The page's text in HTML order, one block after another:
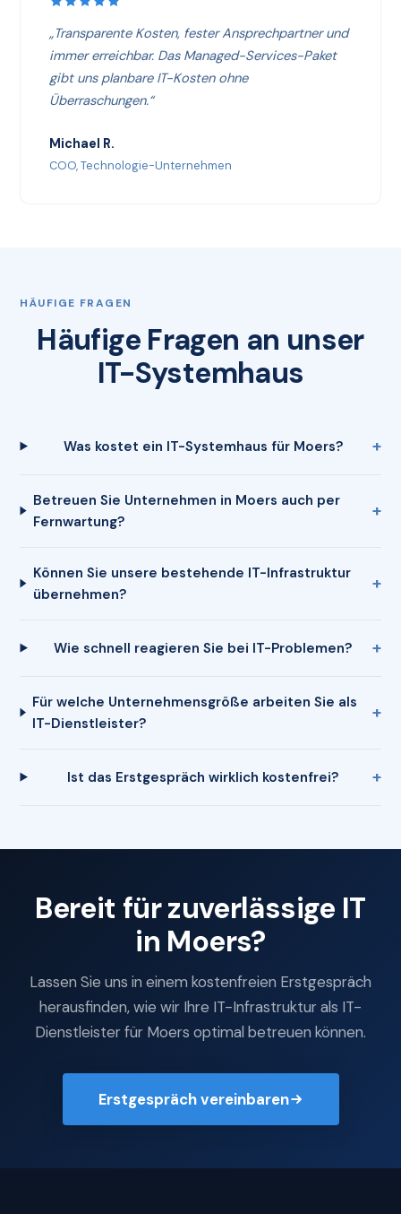
„Transparente Kosten, fester Ansprechpartner und
immer erreichbar. Das Managed-Services-Paket
gibt uns planbare IT-Kosten ohne
Überraschungen.“
Michael R.
COO, Technologie-Unternehmen
HÄUFIGE FRAGEN
Häufige Fragen an unser
IT-Systemhaus
Was kostet ein IT-Systemhaus für Moers?
Betreuen Sie Unternehmen in Moers auch per
Fernwartung?
Können Sie unsere bestehende IT-Infrastruktur
übernehmen?
Wie schnell reagieren Sie bei IT-Problemen?
Für welche Unternehmensgröße arbeiten Sie als
IT-Dienstleister?
Ist das Erstgespräch wirklich kostenfrei?
Bereit für zuverlässige IT
in Moers?
Lassen Sie uns in einem kostenfreien Erstgespräch
herausfinden, wie wir Ihre IT-Infrastruktur als IT-
Dienstleister für Moers optimal betreuen können.
Erstgespräch vereinbaren